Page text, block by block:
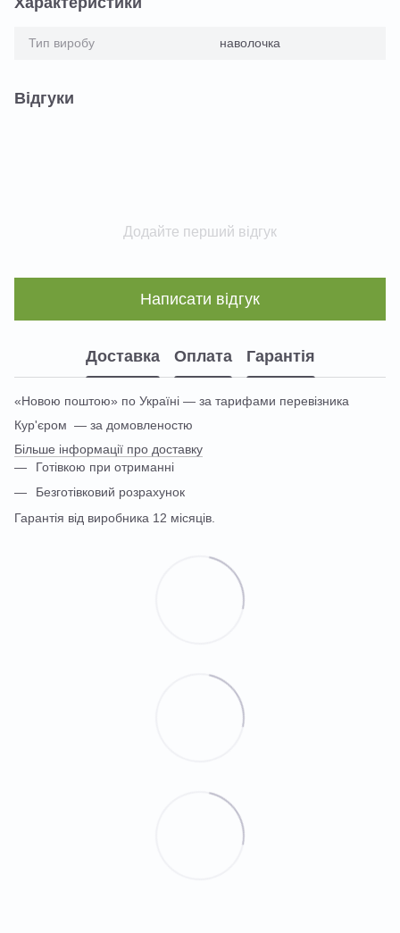
Тип виробу наволочка
Відгуки
Додайте перший відгук
Написати відгук
Доставка Оплата Гарантія
«Новою поштою» по Україні — за тарифами перевізника
Кур'єром — за домовленостю
Більше інформації про доставку
Готівкою при отриманні
Безготівковий розрахунок
Гарантія від виробника 12 місяців.